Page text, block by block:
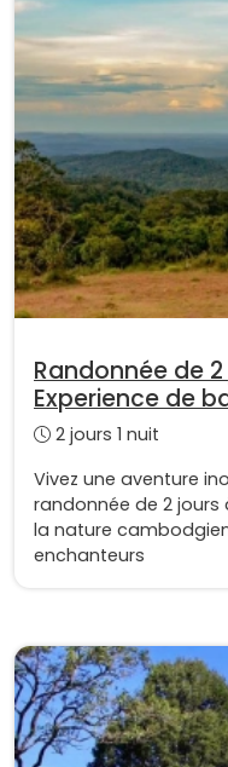
Randonnée de
Experience de
2 jours 1 nuit
Vivez une aventure
randonnée de 2 jours
la nature
enchanteurs